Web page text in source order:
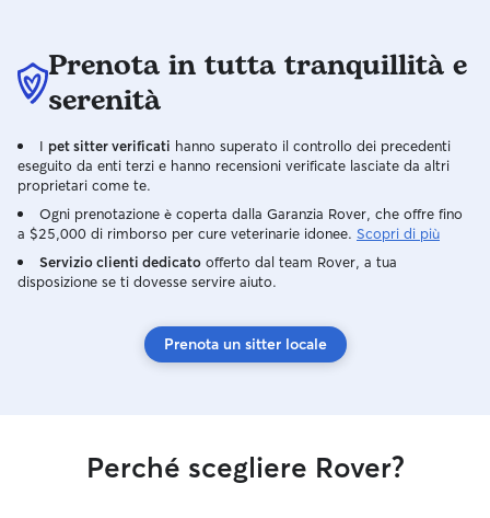
Prenota in tutta tranquillità e
serenità
I pet sitter verificati hanno superato il controllo dei precedenti
eseguito da enti terzi e hanno recensioni verificate lasciate da altri
proprietari come te.
Ogni prenotazione è coperta dalla Garanzia Rover, che offre fino
a $25,000 di rimborso per cure veterinarie idonee. Scopri di più
Servizio clienti dedicato offerto dal team Rover, a tua
disposizione se ti dovesse servire aiuto.
Prenota un sitter locale
Perché scegliere Rover?